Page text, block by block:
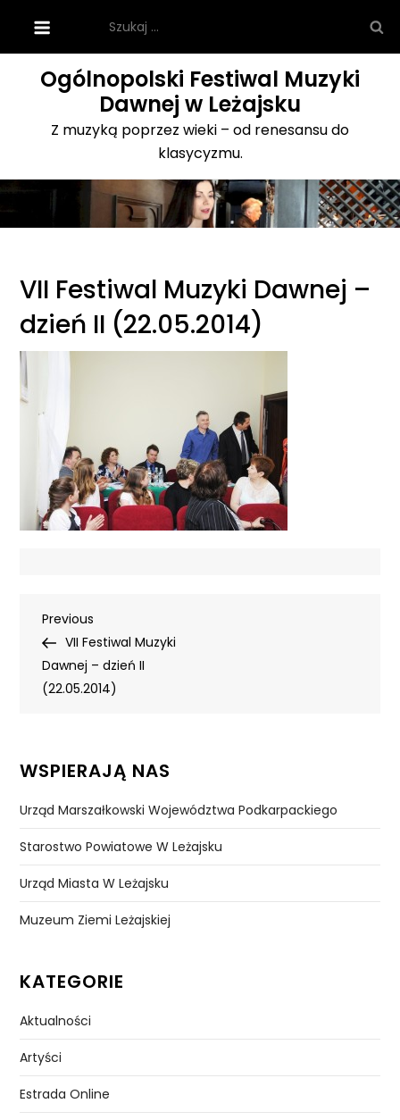
content
Ogólnopolski Festiwal Muzyki
Dawnej w Leżajsku
Z muzyką poprzez wieki – od renesansu do
klasycyzmu.
VII Festiwal Muzyki Dawnej –
dzień II (22.05.2014)
Nawigacja
wpisu
Previous
Post
Previous
VII Festiwal Muzyki
Dawnej – dzień II
(22.05.2014)
WSPIERAJĄ NAS
Urząd Marszałkowski Województwa Podkarpackiego
Starostwo Powiatowe W Leżajsku
Urząd Miasta W Leżajsku
Muzeum Ziemi Leżajskiej
KATEGORIE
Aktualności
Artyści
Estrada Online